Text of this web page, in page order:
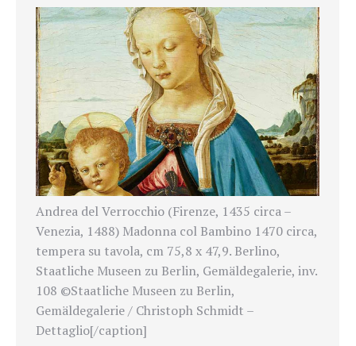
Andrea del Verrocchio (Firenze, 1435 circa –
Venezia, 1488) Madonna col Bambino 1470 circa,
tempera su tavola, cm 75,8 x 47,9. Berlino,
Staatliche Museen zu Berlin, Gemäldegalerie, inv.
108 ©Staatliche Museen zu Berlin,
Gemäldegalerie / Christoph Schmidt –
Dettaglio[/caption]